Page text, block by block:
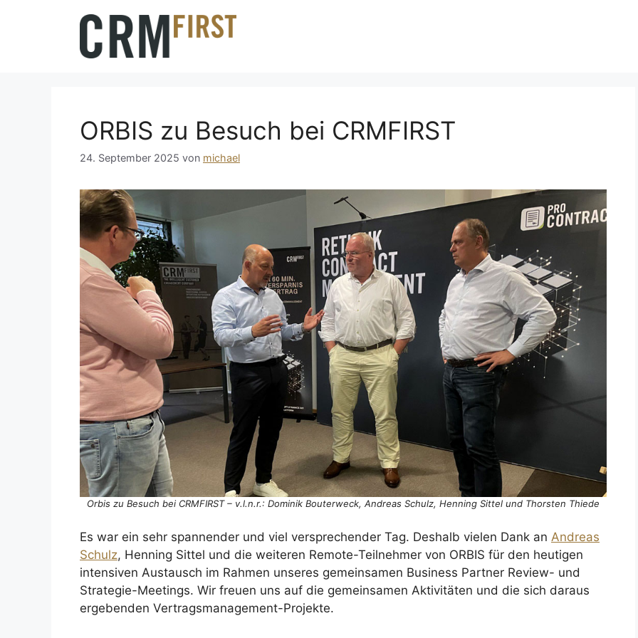
ORBIS zu Besuch bei CRMFIRST
24. September 2025 von michael
Orbis zu Besuch bei CRMFIRST – v.l.n.r.: Dominik Bouterweck, Andreas Schulz, Henning Sittel und Thorsten Thiede
Es war ein sehr spannender und viel versprechender Tag. Deshalb vielen Dank an Andreas
Schulz, Henning Sittel und die weiteren Remote-Teilnehmer von ORBIS für den heutigen
intensiven Austausch im Rahmen unseres gemeinsamen Business Partner Review- und
Strategie-Meetings. Wir freuen uns auf die gemeinsamen Aktivitäten und die sich daraus
ergebenden Vertragsmanagement-Projekte.